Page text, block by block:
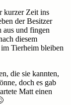
kurzer Zeit ins
der Besitzer
aus und fingen
diesem
Tierheim bleiben
die sie kannten,
doch es gab
Matt einen